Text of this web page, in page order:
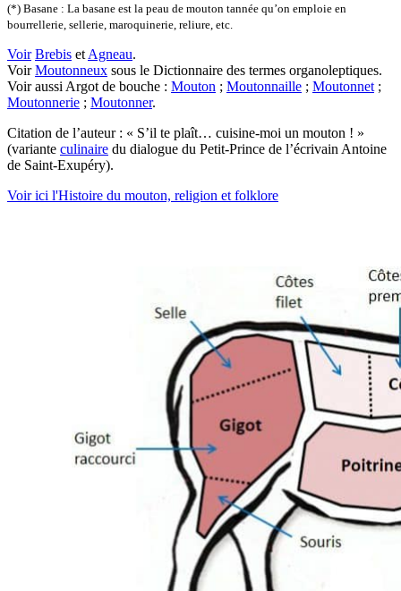
(*) Basane : La basane est la peau de mouton tannée qu’on emploie en
bourrellerie, sellerie, maroquinerie, reliure, etc.
Voir Brebis et Agneau.
VoirMoutonneux sous le Dictionnaire des termes organoleptiques.
Voir aussi Argot de bouche : Mouton ; Moutonnaille ; Moutonnet ;
Moutonnerie ; Moutonner.
Citation de l’auteur : « S’il te plaît… cuisine-moi un mouton ! »
(variante culinaire du dialogue du Petit-Prince de l’écrivain Antoine
de Saint-Exupéry).
Voir ici l'Histoire du mouton, religion et folklore